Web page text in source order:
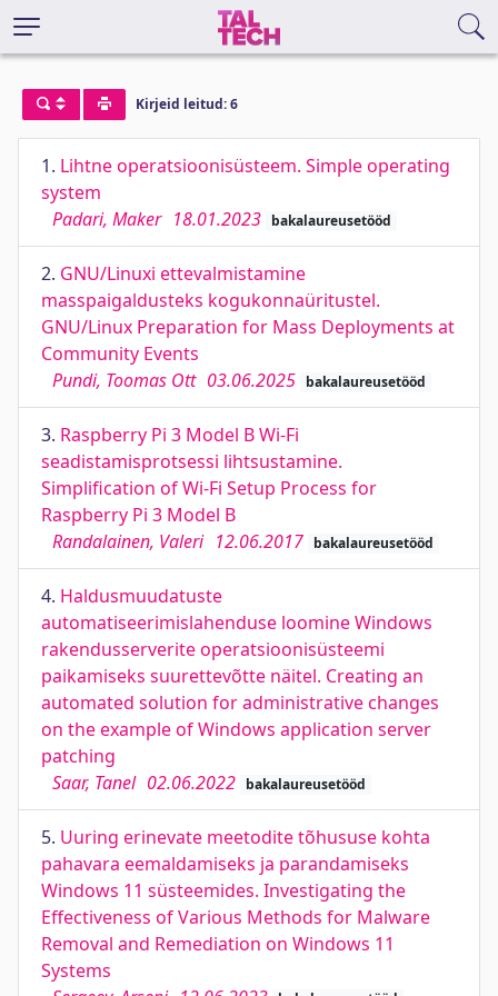
Kirjeid leitud: 6
1. Lihtne operatsioonisüsteem. Simple operating
system
Padari, Maker 18.01.2023 bakalaureusetööd
2. GNU/Linuxi ettevalmistamine
masspaigaldusteks kogukonnaüritustel.
GNU/Linux Preparation for Mass Deployments at
Community Events
Pundi, Toomas Ott 03.06.2025 bakalaureusetööd
3. Raspberry Pi 3 Model B Wi-Fi
seadistamisprotsessi lihtsustamine.
Simplification of Wi-Fi Setup Process for
Raspberry Pi 3 Model B
Randalainen, Valeri 12.06.2017 bakalaureusetööd
4. Haldusmuudatuste
automatiseerimislahenduse loomine Windows
rakendusserverite operatsioonisüsteemi
paikamiseks suurettevõtte näitel. Creating an
automated solution for administrative changes
on the example of Windows application server
patching
Saar, Tanel 02.06.2022 bakalaureusetööd
5. Uuring erinevate meetodite tõhususe kohta
pahavara eemaldamiseks ja parandamiseks
Windows 11 süsteemides. Investigating the
Effectiveness of Various Methods for Malware
Removal and Remediation on Windows 11
Systems